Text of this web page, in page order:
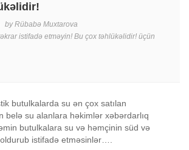
byRübabə Muxtarova
istifadə etməyin! Bu çox təhlükəlidir! üçün
butulkalarda su ən çox satılan
belə su alanlara həkimlər xəbərdarlıq
butulkalara su və həmçinin süd və
istifadə etməsinlər….